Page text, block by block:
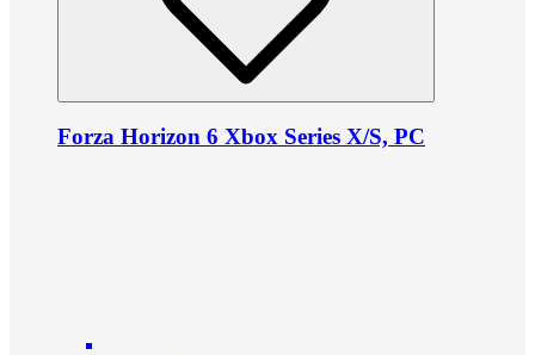
Forza Horizon 6 Xbox Series X/S, PC